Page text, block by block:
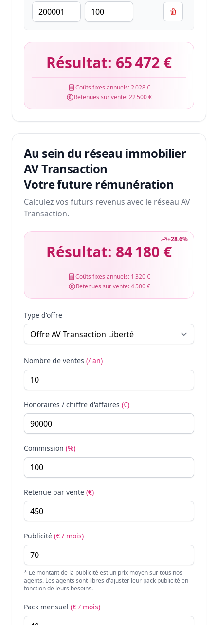
Résultat: 65 472 €
Coûts fixes annuels:2 028 €
Retenues sur vente:22 500 €
Au sein du réseau immobilier
AV Transaction
Votre future rémunération
Calculez vos futurs revenus avec le réseau AV
Transaction.
+28.6%
Résultat: 84 180 €
Coûts fixes annuels: 1 320 €
Retenues sur vente:4 500 €
Type d'offre
Nombre de ventes (/ an)
Honoraires / chiffre d'affaires (€)
Commission (%)
Retenue par vente (€)
Publicité (€ / mois)
* Le montant de la publicité est un prix moyen sur tous nos
agents. Les agents sont libres d'ajuster leur pack publicité en
fonction de leurs besoins.
Pack mensuel (€ / mois)